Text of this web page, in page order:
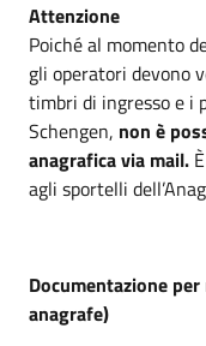
Attenzione
Poiché al momento
gli operatori devono
timbri di ingresso e i
Schengen, non è
anagrafica via mail.
agli sportelli
Documentazione
anagrafe)